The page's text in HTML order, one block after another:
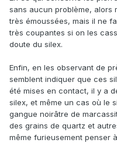
sans aucun problème, alors
très émoussées, mais il ne
très coupantes si on les
doute du silex.
Enfin, en les observant de
semblent indiquer que ces
été mises en contact, il y a
silex, et même un cas où le
gangue noirâtre de
des grains de quartz et
même furieusement penser